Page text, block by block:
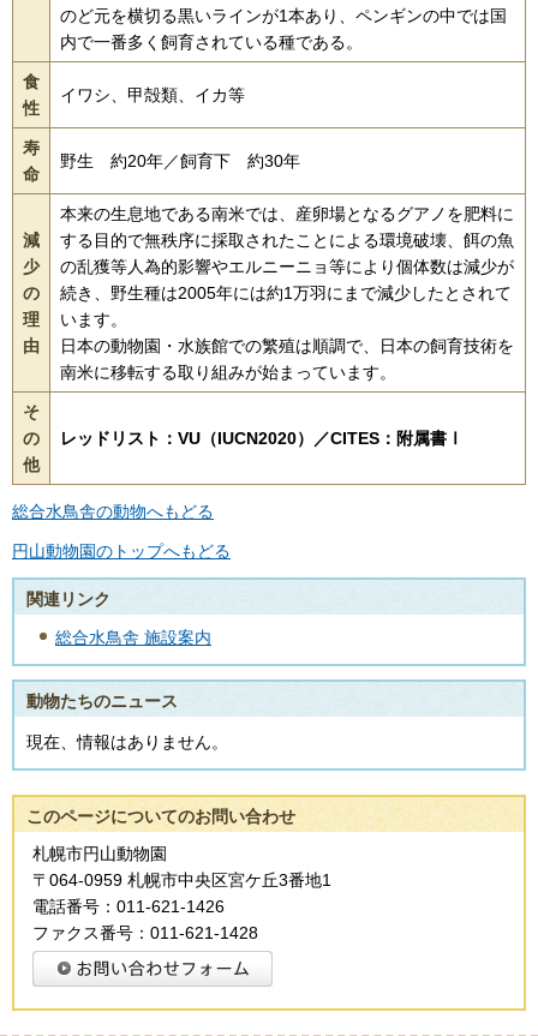
のど元を横切る黒いラインが1本あり、ペンギンの中では国
内で一番多く飼育されている種である。
食
性
イワシ、甲殻類、イカ等
寿
命
野生 約20年／飼育下 約30年
減
少
の
理
由
本来の生息地である南米では、産卵場となるグアノを肥料に
する目的で無秩序に採取されたことによる環境破壊、餌の魚
の乱獲等人為的影響やエルニーニョ等により個体数は減少が
続き、野生種は2005年には約1万羽にまで減少したとされて
います。
日本の動物園・水族館での繁殖は順調で、日本の飼育技術を
南米に移転する取り組みが始まっています。
そ
の
他
レッドリスト：VU（IUCN2020）／CITES：附属書Ⅰ
総合水鳥舎の動物へもどる
円山動物園のトップへもどる
関連リンク
総合水鳥舎 施設案内
動物たちのニュース
現在、情報はありません。
このページについてのお問い合わせ
札幌市円山動物園
〒064-0959 札幌市中央区宮ケ丘3番地1
電話番号：011-621-1426
ファクス番号：011-621-1428